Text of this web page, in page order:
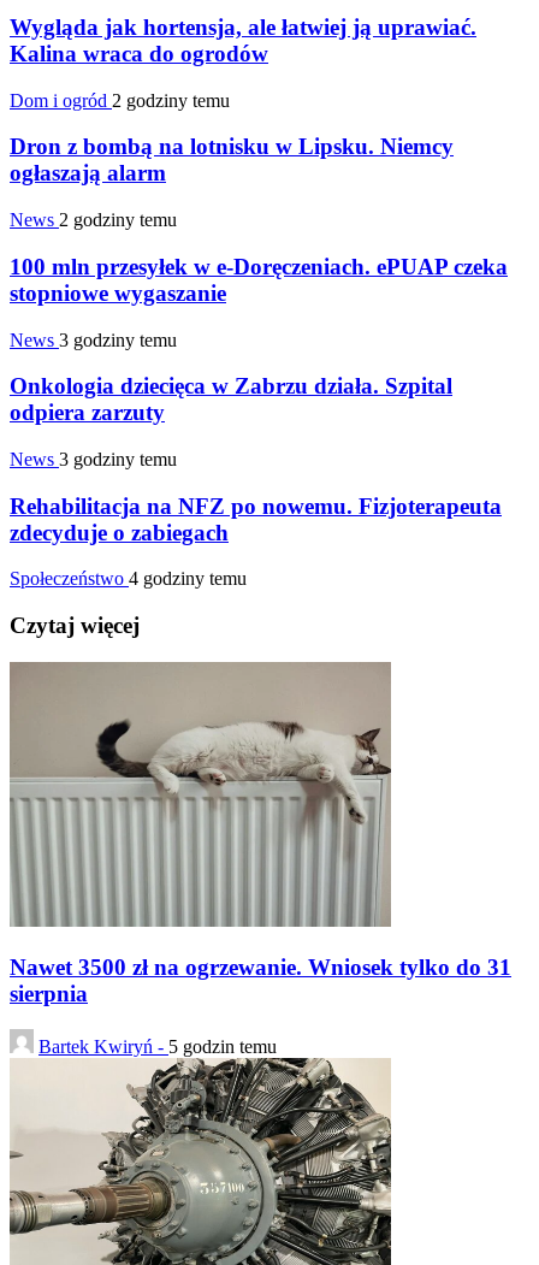
Wygląda jak hortensja, ale łatwiej ją uprawiać.
Kalina wraca do ogrodów
Dom i ogród 2 godziny temu
Dron z bombą na lotnisku w Lipsku. Niemcy
ogłaszają alarm
News 2 godziny temu
100 mln przesyłek w e-Doręczeniach. ePUAP czeka
stopniowe wygaszanie
News 3 godziny temu
Onkologia dziecięca w Zabrzu działa. Szpital
odpiera zarzuty
News 3 godziny temu
Rehabilitacja na NFZ po nowemu. Fizjoterapeuta
zdecyduje o zabiegach
Społeczeństwo 4 godziny temu
Czytaj więcej
Nawet 3500 zł na ogrzewanie. Wniosek tylko do 31
sierpnia
Bartek Kwiryń - 5 godzin temu